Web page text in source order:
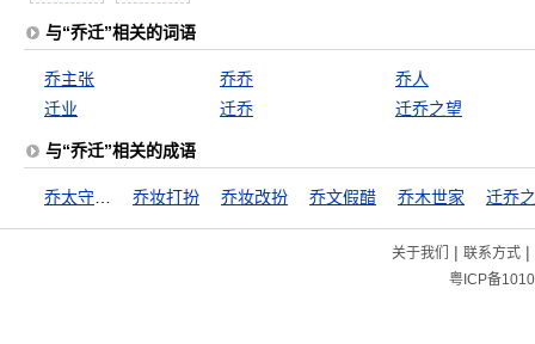
与“乔迁”相关的词语
乔主张 乔乔
乔人
迁业
迁乔 迁乔之望
与“乔迁”相关的成语
乔妆打扮 乔妆改扮 乔文假醋 乔木世家 迁乔
关于我们 | 联系方式|
粤ICP备